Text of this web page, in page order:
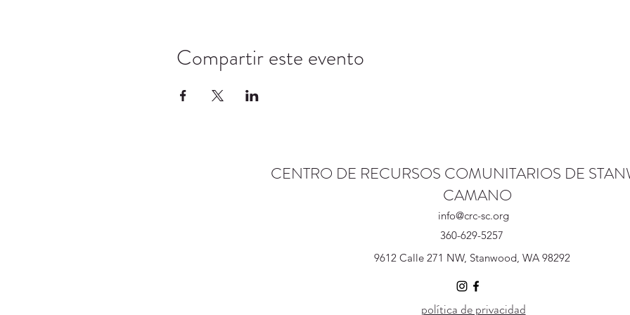
Compartir este evento
CENTRO DE RECURSOS COMUNITARIOS DE
CAMANO
info@crc-sc.org
360-629-5257
9612 Calle 271 NW, Stanwood, WA 98292
política de privacidad